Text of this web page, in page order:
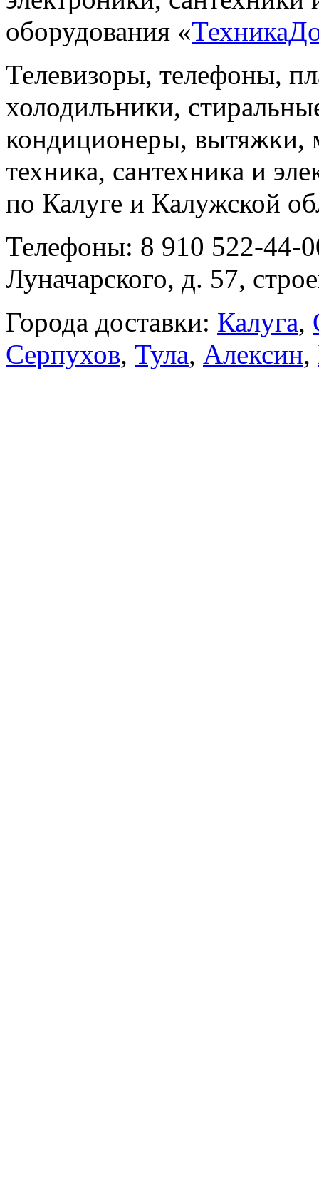
оборудования «
Телевизоры, телефоны,
холодильники,
кондиционеры, вытяжки,
техника, сантехника и
по Калуге и Калужской
Телефоны: 8 910 522-44-
Луначарского, д. 57,
Города доставки: Калуга,
Серпухов, Тула, Алексин,